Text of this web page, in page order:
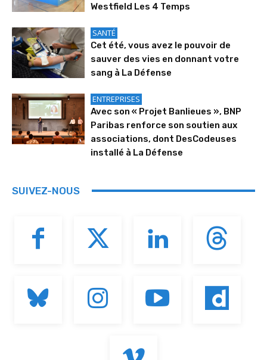
Westfield Les 4 Temps
SANTÉ
Cet été, vous avez le pouvoir de
sauver des vies en donnant votre
sang à La Défense
ENTREPRISES
Avec son « Projet Banlieues », BNP
Paribas renforce son soutien aux
associations, dont DesCodeuses
installé à La Défense
SUIVEZ-NOUS